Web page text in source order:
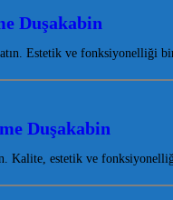
Duşakabin
Estetik ve fonksiyonelliği
Duşakabin
Kalite, estetik ve